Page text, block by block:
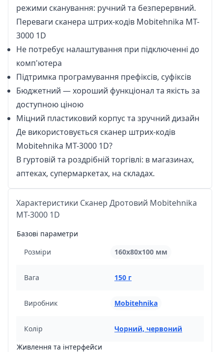
режими сканування: ручний та безперервний.
Переваги сканера штрих-кодів Mobitehnika MT-
3000 1D
Не потребує налаштування при підключенні до
комп'ютера
Підтримка програмування префіксів, суфіксів
Бюджетний — хороший функціонал та якість за
доступною ціною
Міцний пластиковий корпус та зручний дизайн
Де використовується сканер штрих-кодів
Mobitehnika MT-3000 1D?
В гуртовій та роздрібній торгівлі: в магазинах,
аптеках, супермаркетах, на складах.
Характеристики Сканер Дротовий Mobitehnika
MT-3000 1D
Базові параметри
Розміри
160х80х100 мм
Вага 150 г
Виробник Mobitehnika
Колір
Чорний, червоний
Живлення та інтерфейси